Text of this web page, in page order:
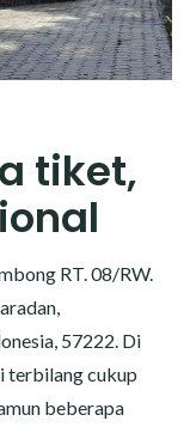
tiket,
RT. 08/RW.
57222. Di
terbilang cukup
beberapa